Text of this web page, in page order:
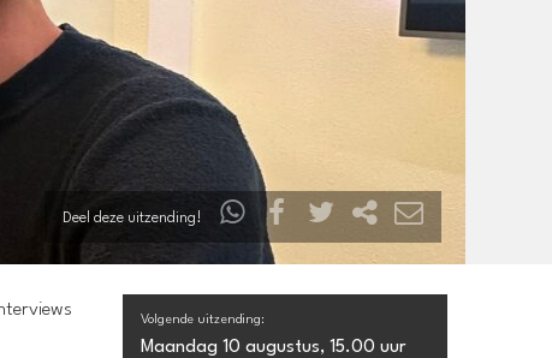
Deel deze uitzending!
Volgende uitzending:
Maandag 10 augustus, 15.00 uur